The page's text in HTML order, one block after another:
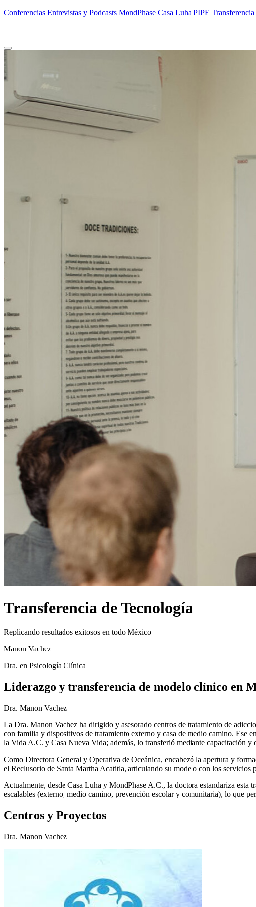
Conferencias Entrevistas y Podcasts MondPhase Casa Luha PIPE
Transferencia de Tecnología
Replicando resultados exitosos en todo México
Manon Vachez
Dra. en Psicología Clínica
Liderazgo y transferencia de modelo clínico en
Dra. Manon Vachez
La Dra. Manon Vachez ha dirigido y asesorado centros de tratamiento de
con familia y dispositivos de tratamiento externo y casa de medio camino.
la Vida A.C. y Casa Nueva Vida; además, lo transferió mediante capacitación
Como Directora General y Operativa de Oceánica, encabezó la apertura y
el Reclusorio de Santa Martha Acatitla, articulando su modelo con los
Actualmente, desde Casa Luha y MondPhase A.C., la doctora estandariza
escalables (externo, medio camino, prevención escolar y comunitaria), lo que
Centros y Proyectos
Dra. Manon Vachez